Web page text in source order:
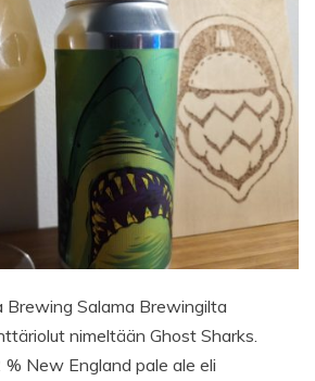
Brewing Salama Brewingilta
nimeltään Ghost Sharks.
New England pale ale eli